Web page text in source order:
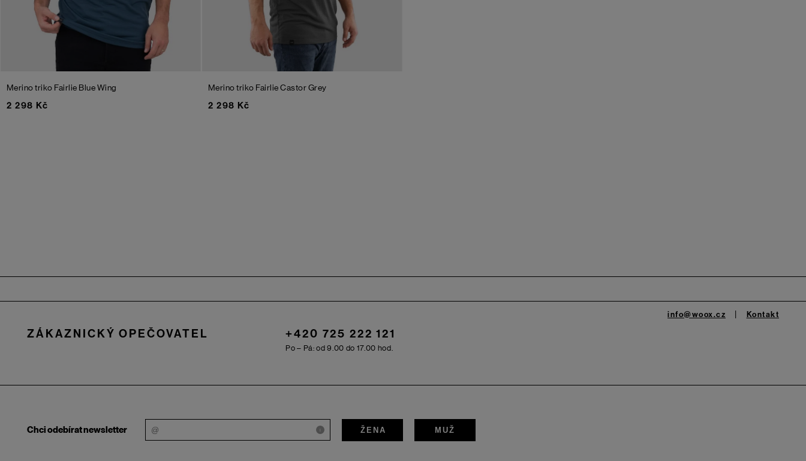
Merino triko Fairlie Blue Wing
2 298 Kč
Merino triko FairlieCastor Grey
2 298 Kč
ZÁKAZNICKÝ OPEČOVATEL +420 725 222 121
Po – Pá: od 9.00 do 17.00 hod.
info@woox.cz Kontakt
Chci odebírat newsletter i ŽENA MUŽ